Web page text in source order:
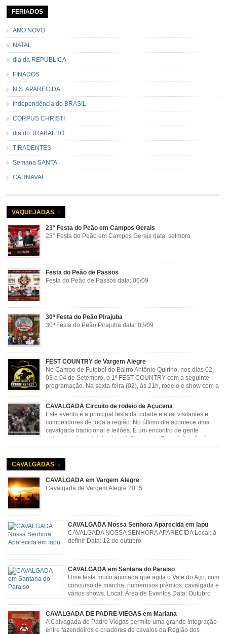
FERIADOS
ANO NOVO
NATAL
dia da REPÚBLICA
FINADOS
N.S. APARECIDA
Independência do BRASIL
CORPUS CHRISTI
dia do TRABALHO
TIRADENTES
Semana SANTA
CARNAVAL
VAQUEJADAS
23° Festa do Peão em Campos Gerais
23° Festa do Peão em Campos Gerais data: setmbro
Festa do Peão de Passos
Festa do Peão de Passos data: 06/09
30ª Festa do Peão Pirajuba
30ª Festa do Peão Pirajuba data: 03/09
FEST COUNTRY de Vargem Alegre
No Campo de Futebol do Bairro Antônio Quirino, nos dias 02,
03 e 04 de Setembro, o 1º FEST COUNTRY com a seguinte
programação. Na sexta-feira (02), às 21h, rodeio e show com a
rodeio e shows com o Trio Pé de Cedro e o Trio […]
CAVALGADA Circuito de rodeio de Açucena
Este evento é a principal festa da cidade e atrai visitantes e
competidores de toda a região. No último dia acontece uma
cavalgada tradicional e leilões. É um encontro de gente
animada e hospitaleira. Local: Parque de Exposições José
Rosa Guimarães, Açucena Data: Setembro
CAVALGADAS
CAVALGADA em Vargem Alegre
Cavalgada de Vargem Alegre 2015
CAVALGADA Nossa Senhora Aparecida em Iapu
CAVALGADA NOSSA SENHORA APARECIDA Local: à
definir Data: 12 de outubro
CAVALGADA em Santana do Paraiso
Uma festa muito animada que agita o Vale do Aço, com
concurso de marcha, numerosos prêmios, cavalgada e
vários shows. Local: Área de Eventos Data: Outubro
CAVALGADA DE PADRE VIEGAS em Mariana
A Calvagada de Padre Viegas permite uma grande integração
entre fazendeiros e criadores de cavalos da Região dos